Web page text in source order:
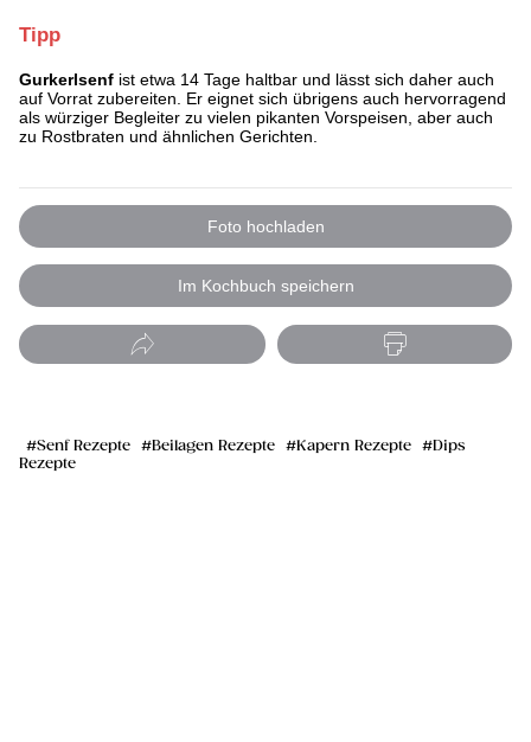
Tipp
Gurkerlsenf ist etwa 14 Tage haltbar und lässt sich daher auch
auf Vorrat zubereiten. Er eignet sich übrigens auch hervorragend
als würziger Begleiter zu vielen pikanten Vorspeisen, aber auch
zu Rostbraten und ähnlichen Gerichten.
Foto hochladen
Im Kochbuch speichern
Senf Rezepte Beilagen Rezepte Kapern Rezepte
Dips
Rezepte